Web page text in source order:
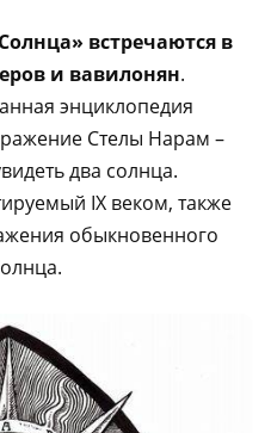
встречаются в
и вавилонян.
энциклопедия
Стелы Нарам –
два солнца.
IX веком, также
обыкновенного